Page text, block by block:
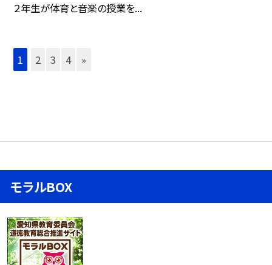
２年生が体育と音楽の授業を...
1 2 3 4 »
モラルBOX